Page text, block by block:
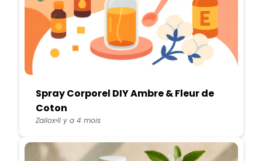
Spray Corporel DIY Ambre & Fleur de
Coton
ZailoxIl y a 4 mois